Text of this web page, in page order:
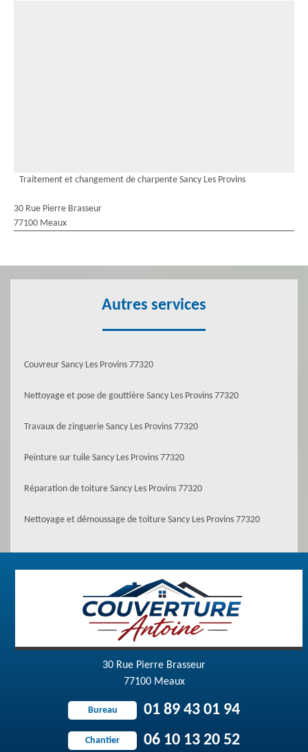
Traitement et changement de charpente Sancy Les Provins
30 Rue Pierre Brasseur
77100 Meaux
Autres services
Couvreur Sancy Les Provins 77320
Nettoyage et pose de gouttière Sancy Les Provins 77320
Travaux de zinguerie Sancy Les Provins 77320
Peinture sur tuile Sancy Les Provins 77320
Réparation de toiture Sancy Les Provins 77320
Nettoyage et démoussage de toiture Sancy Les Provins 77320
30 Rue Pierre Brasseur
77100 Meaux
Bureau 01 89 43 01 94
Chantier 06 10 13 20 52